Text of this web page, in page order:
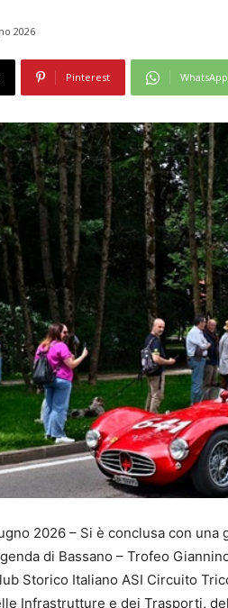
2026
Pinterest WhatsApp
2026 – Si è conclusa con
di Bassano – Trofeo
Storico Italiano ASI Circuito
Infrastrutture e dei Trasporti,